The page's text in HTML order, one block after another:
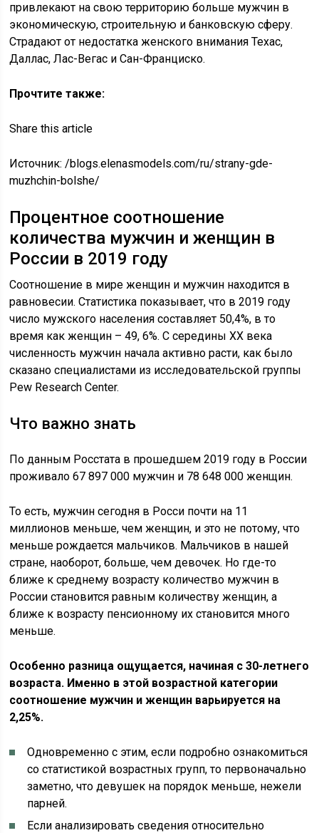
привлекают на свою территорию больше мужчин в
экономическую, строительную и банковскую сферу.
Страдают от недостатка женского внимания Техас,
Даллас, Лас-Вегас и Сан-Франциско.
Прочтите также:
Share this article
Источник:/blogs.elenasmodels.com/ru/strany-gde-
muzhchin-bolshe/
Процентное соотношение
количества мужчин и женщин в
России в 2019 году
Соотношение в мире женщин и мужчин находится в
равновесии. Статистика показывает, что в 2019 году
число мужского населения составляет 50,4%, в то
время как женщин – 49, 6%. С середины XX века
численность мужчин начала активно расти, как было
сказано специалистами из исследовательской группы
Pew Research Center.
Что важно знать
По данным Росстата в прошедшем 2019 году в России
проживало 67 897 000 мужчин и 78 648 000 женщин.
То есть, мужчин сегодня в Росси почти на 11
миллионов меньше, чем женщин, и это не потому, что
меньше рождается мальчиков. Мальчиков в нашей
стране, наоборот, больше, чем девочек. Но где-то
ближе к среднему возрасту количество мужчин в
России становится равным количеству женщин, а
ближе к возрасту пенсионному их становится много
меньше.
Особенно разница ощущается, начиная с 30-летнего
возраста. Именно в этой возрастной категории
соотношение мужчин и женщин варьируется на
2,25%.
Одновременно с этим, если подробно ознакомиться
со статистикой возрастных групп, то первоначально
заметно, что девушек на порядок меньше, нежели
парней.
Если анализировать сведения относительно